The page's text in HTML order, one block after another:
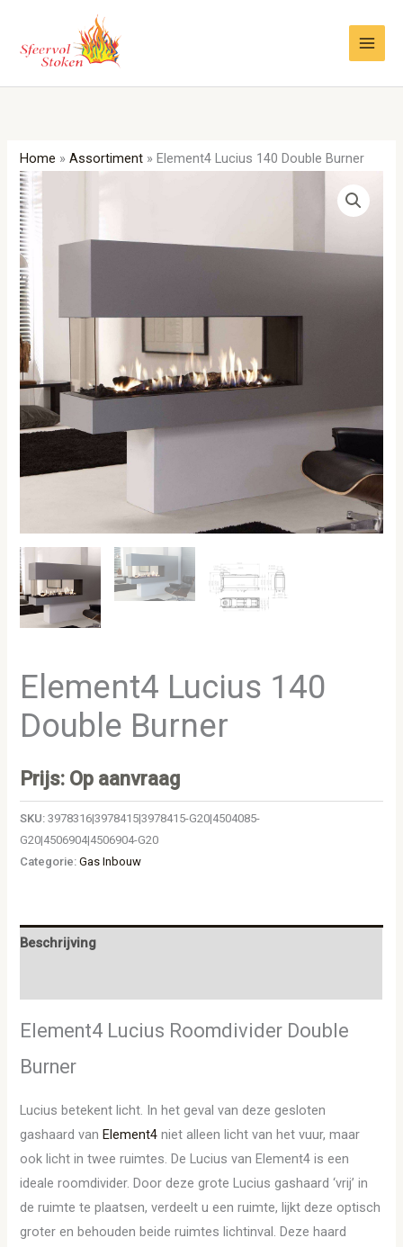
inhoud
Home »Assortiment » Element4 Lucius 140 Double Burner
Element4 Lucius 140
Double Burner
Prijs: Op aanvraag
SKU:3978316|3978415|3978415-G20|4504085-
G20|4506904|4506904-G20
Categorie:Gas Inbouw
Beschrijving
Element4 Lucius Roomdivider Double
Burner
Lucius betekent licht. In het geval van deze gesloten
gashaard vanElement4 niet alleen licht van het vuur, maar
ook licht in twee ruimtes. De Lucius van Element4 is een
ideale roomdivider. Door deze grote Lucius gashaard ‘vrij’ in
de ruimte te plaatsen, verdeelt u een ruimte, lijkt deze optisch
groter en behouden beide ruimtes lichtinval. Deze haard